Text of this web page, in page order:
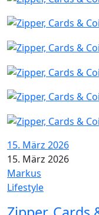
15. März 2026
15. März 2026
Markus
Lifestyle